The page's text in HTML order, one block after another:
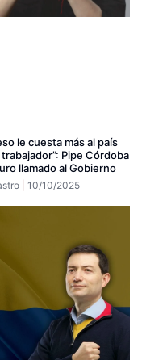
le cuesta más al país
Pipe Córdoba
llamado al Gobierno
10/10/2025